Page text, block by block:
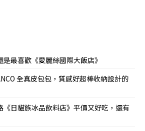
最喜歡《愛麗絲國際大飯店》
全真皮包包，質感好超棒收納設計的
《日貓族冰品飲料店》平價又好吃，還有